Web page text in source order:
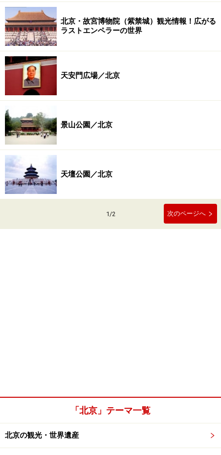
北京・故宮博物院（紫禁城）観光情報！広がる
ラストエンペラーの世界
天安門広場／北京
景山公園／北京
天壇公園／北京
1/2 次のページへ
「北京」テーマ一覧
北京の観光・世界遺産